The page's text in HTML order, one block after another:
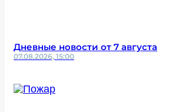
Дневные новости от 7 августа
07.08.2026, 15:00